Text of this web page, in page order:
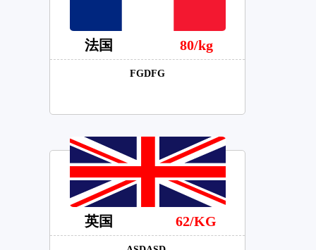
法国 80/kg
FGDFG
英国 62/KG